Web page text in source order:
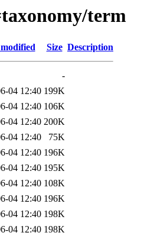
term
Size Description
-
04 12:40 199K
04 12:40 106K
04 12:40 200K
04 12:40
75K
04 12:40 196K
04 12:40 195K
04 12:40 108K
04 12:40 196K
04 12:40 198K
04 12:40 198K